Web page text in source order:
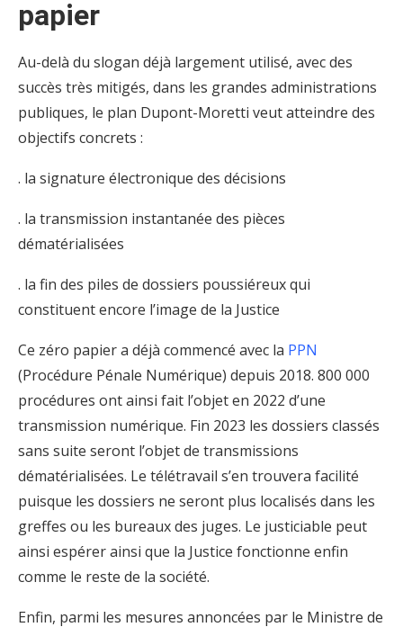
papier
Au-delà du slogan déjà largement utilisé, avec des
succès très mitigés, dans les grandes administrations
publiques, le plan Dupont-Moretti veut atteindre des
objectifs concrets :
. la signature électronique des décisions
. la transmission instantanée des pièces
dématérialisées
. la fin des piles de dossiers poussiéreux qui
constituent encore l’image de la Justice
Ce zéro papier a déjà commencé avec la PPN
(Procédure Pénale Numérique) depuis 2018. 800 000
procédures ont ainsi fait l’objet en 2022 d’une
transmission numérique. Fin 2023 les dossiers classés
sans suite seront l’objet de transmissions
dématérialisées. Le télétravail s’en trouvera facilité
puisque les dossiers ne seront plus localisés dans les
greffes ou les bureaux des juges. Le justiciable peut
ainsi espérer ainsi que la Justice fonctionne enfin
comme le reste de la société.
Enfin, parmi les mesures annoncées par le Ministre de